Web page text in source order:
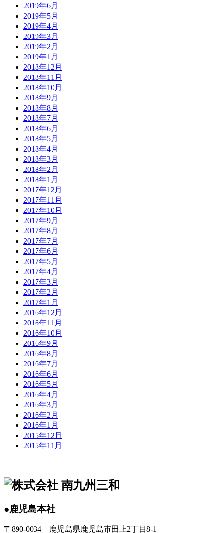
2019年6月
2019年5月
2019年4月
2019年3月
2019年2月
2019年1月
2018年12月
2018年11月
2018年10月
2018年9月
2018年8月
2018年7月
2018年6月
2018年5月
2018年4月
2018年3月
2018年2月
2018年1月
2017年12月
2017年11月
2017年10月
2017年9月
2017年8月
2017年7月
2017年6月
2017年5月
2017年4月
2017年3月
2017年2月
2017年1月
2016年12月
2016年11月
2016年10月
2016年9月
2016年8月
2016年7月
2016年6月
2016年5月
2016年4月
2016年3月
2016年2月
2016年1月
2015年12月
2015年11月
●鹿児島本社
〒890-0034 鹿児島県鹿児島市田上2丁目8-1